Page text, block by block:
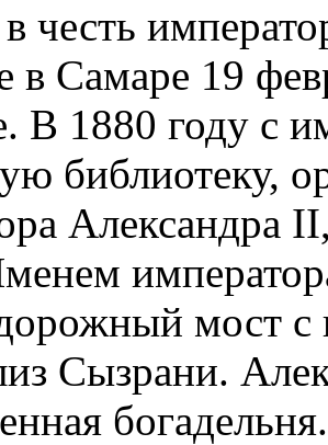
честь
в Самаре 19
В 1880 году с
библиотеку,
Александра
мост с
Сызрани.
богадельня.